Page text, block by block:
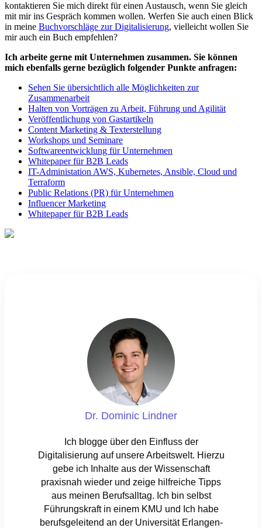
kontaktieren Sie mich direkt für einen Austausch, wenn Sie gleich
mit mir ins Gespräch kommen wollen. Werfen Sie auch einen Blick
in meine Buchvorschläge zur Digitalisierung, vielleicht wollen Sie
mir auch ein Buch empfehlen?
Ich arbeite gerne mit Unternehmen zusammen. Sie können
mich ebenfalls gerne bezüglich folgender Punkte anfragen:
Sehen Sie übersichtlich alle Möglichkeiten zur
Zusammenarbeit
Halten von Vorträgen zu Arbeit, Führung und Agilität
Veröffentlichung von Gastartikeln
Content Marketing & Texterstellung
Workshops und Seminare
Softwareentwicklung für Unternehmen
Whitepaper für B2B Leads
IT-Administation AWS, Kubernetes, Ansible, Cloud und
Terraform
Public Relations (PR) für Unternehmen
Influencer Marketing
Whitepaper für B2B Leads
Dr. Dominic Lindner
Ich blogge über den Einfluss der
Digitalisierung auf unsere Arbeitswelt. Hierzu
gebe ich Inhalte aus der Wissenschaft
praxisnah wieder und zeige hilfreiche Tipps
aus meinen Berufsalltag. Ich bin selbst
Führungskraft in einem KMU und Ich habe
berufsgeleitend an der Universität Erlangen-